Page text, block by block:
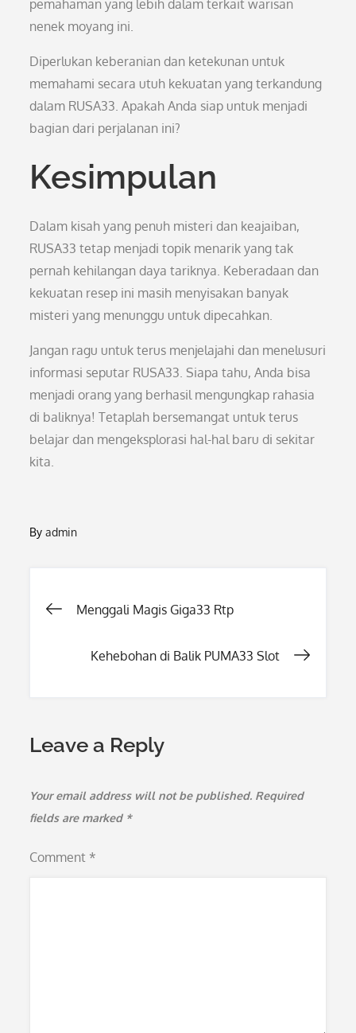
pemahaman yang lebih dalam terkait warisan
nenek moyang ini.
Diperlukan keberanian dan ketekunan untuk
memahami secara utuh kekuatan yang terkandung
dalam RUSA33. Apakah Anda siap untuk menjadi
bagian dari perjalanan ini?
Kesimpulan
Dalam kisah yang penuh misteri dan keajaiban,
RUSA33 tetap menjadi topik menarik yang tak
pernah kehilangan daya tariknya. Keberadaan dan
kekuatan resep ini masih menyisakan banyak
misteri yang menunggu untuk dipecahkan.
Jangan ragu untuk terus menjelajahi dan menelusuri
informasi seputar RUSA33. Siapa tahu, Anda bisa
menjadi orang yang berhasil mengungkap rahasia
di baliknya! Tetaplah bersemangat untuk terus
belajar dan mengeksplorasi hal-hal baru di sekitar
kita.
Byadmin
Post
navigation
Menggali Magis Giga33 Rtp
Kehebohan di Balik PUMA33 Slot
Leave a Reply
Your email address will not be published. Required
fields are marked *
Comment *